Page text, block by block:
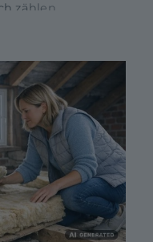
zählen.